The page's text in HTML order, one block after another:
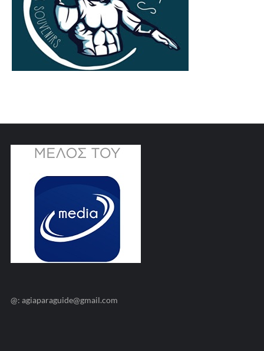
@: agiaparaguide@gmail.com